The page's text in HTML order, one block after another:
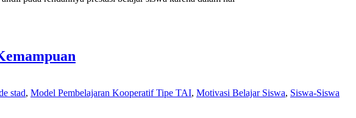
stad, Model Pembelajaran Kooperatif Tipe TAI, Motivasi Belajar Siswa, Siswa-Siswa